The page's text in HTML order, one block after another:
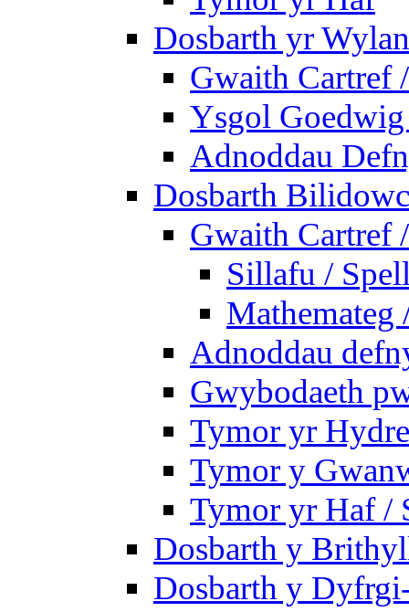
Dosbarth yr
Gwaith Cartref
Ysgol
Adnoddau
Dosbarth
Gwaith Cartref
Sillafu /
Mathemateg
Adnoddau
Gwybodaeth
Tymor yr
Tymor y
Tymor yr Haf /
Dosbarth y
Dosbarth y